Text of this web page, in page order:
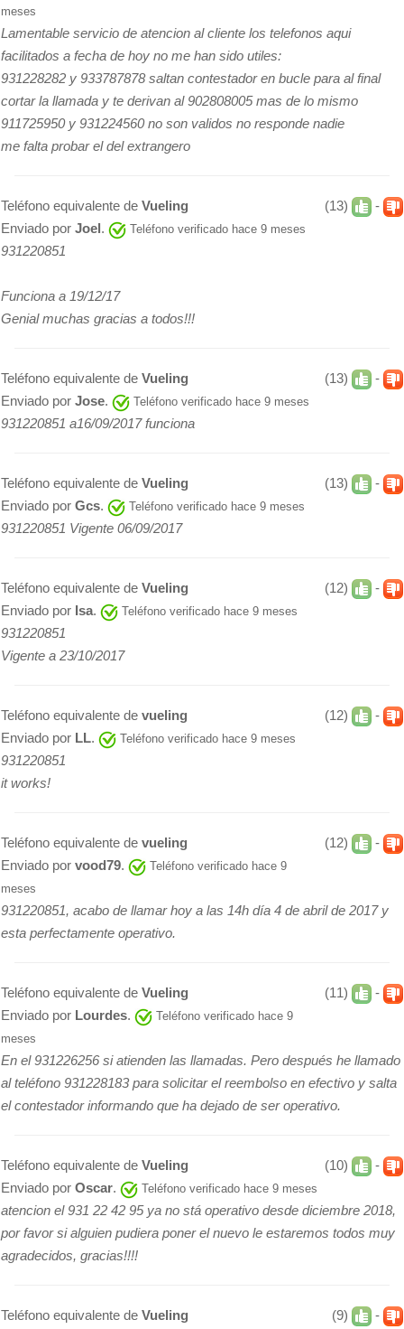
meses
Lamentable servicio de atencion al cliente los telefonos aqui
facilitados a fecha de hoy no me han sido utiles:
931228282 y 933787878 saltan contestador en bucle para al final
cortar la llamada y te derivan al 902808005 mas de lo mismo
911725950 y 931224560 no son validos no responde nadie
me falta probar el del extrangero
(13) -
Teléfono equivalente de Vueling
Enviado por Joel . Teléfono verificado hace 9 meses
931220851
Funciona a 19/12/17
Genial muchas gracias a todos!!!
(13) -
Teléfono equivalente de Vueling
Enviado por Jose. Teléfono verificado hace 9 meses
931220851 a16/09/2017 funciona
(13) -
Teléfono equivalente de Vueling
Enviado por Gcs. Teléfono verificado hace 9 meses
931220851 Vigente 06/09/2017
(12) -
Teléfono equivalente de Vueling
Enviado por Isa. Teléfono verificado hace 9 meses
931220851
Vigente a 23/10/2017
(12) -
Teléfono equivalente de vueling
Enviado por LL. Teléfono verificado hace 9 meses
931220851
it works!
(12) -
Teléfono equivalente de vueling
Enviado por vood79.
Teléfono verificado hace 9
meses
931220851, acabo de llamar hoy a las 14h día 4 de abril de 2017 y
esta perfectamente operativo.
(11) -
Teléfono equivalente de Vueling
Enviado por Lourdes.
Teléfono verificado hace 9
meses
En el 931226256 si atienden las llamadas. Pero después he llamado
al teléfono 931228183 para solicitar el reembolso en efectivo y salta
el contestador informando que ha dejado de ser operativo.
(10) -
Teléfono equivalente de Vueling
Enviado por Oscar. Teléfono verificado hace 9 meses
atencion el 931 22 42 95 ya no stá operativo desde diciembre 2018,
por favor si alguien pudiera poner el nuevo le estaremos todos muy
agradecidos, gracias!!!!
(9) -
Teléfono equivalente de Vueling